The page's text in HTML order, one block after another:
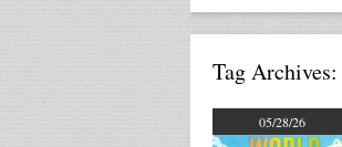
Tag Archives:
05/28/26